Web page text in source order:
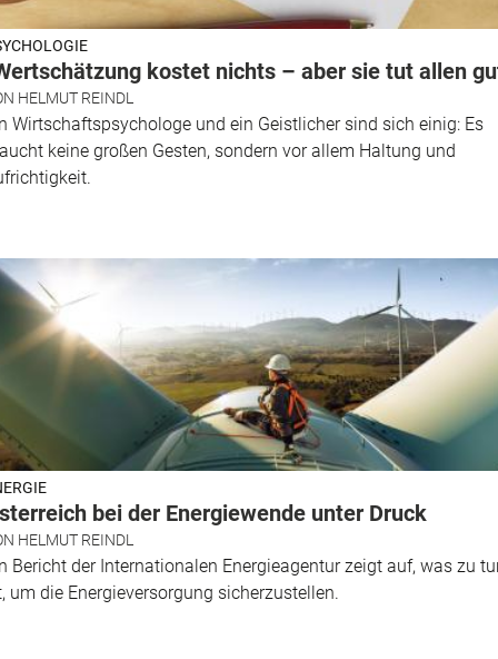
kostet nichts – aber sie tut allen
HELMUT REINDL
Wirtschaftspsychologe und ein Geistlicher sind sich einig: Es
keine großen Gesten, sondern vor allem Haltung und
bei der Energiewende unter Druck
HELMUT REINDL
Bericht der Internationalen Energieagentur zeigt auf, was zu
um die Energieversorgung sicherzustellen.